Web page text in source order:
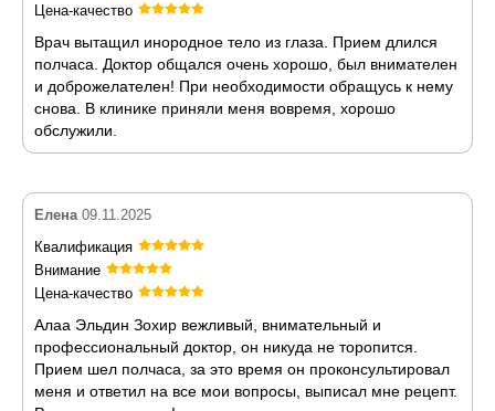
Цена-качество
Врач вытащил инородное тело из глаза. Прием длился
полчаса. Доктор общался очень хорошо, был внимателен
и доброжелателен! При необходимости обращусь к нему
снова. В клинике приняли меня вовремя, хорошо
обслужили.
Елена 09.11.2025
Квалификация
Внимание
Цена-качество
Алаа Эльдин Зохир вежливый, внимательный и
профессиональный доктор, он никуда не торопится.
Прием шел полчаса, за это время он проконсультировал
меня и ответил на все мои вопросы, выписал мне рецепт.